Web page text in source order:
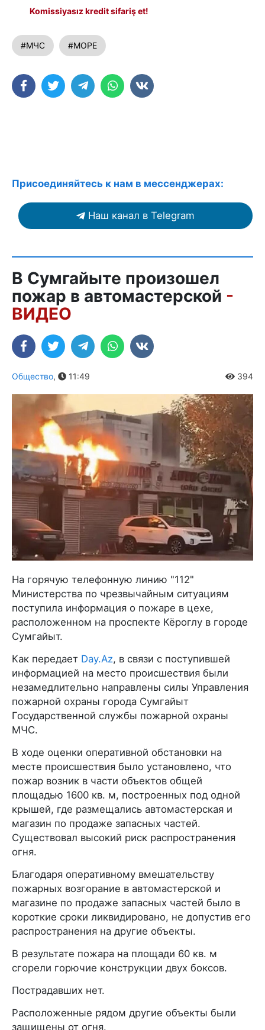
Komissiyasız kredit sifariş et!
#МЧС #МОРЕ
Присоединяйтесь к нам в мессенджерах:
Наш канал в Telegram
В Сумгайыте произошел
пожар в автомастерской -
ВИДЕО
Общество, 11:49 394
На горячую телефонную линию "112"
Министерства по чрезвычайным ситуациям
поступила информация о пожаре в цехе,
расположенном на проспекте Кёроглу в городе
Сумгайыт.
Как передает Day.Az, в связи с поступившей
информацией на место происшествия были
незамедлительно направлены силы Управления
пожарной охраны города Сумгайыт
Государственной службы пожарной охраны
МЧС.
В ходе оценки оперативной обстановки на
месте происшествия было установлено, что
пожар возник в части объектов общей
площадью 1600 кв. м, построенных под одной
крышей, где размещались автомастерская и
магазин по продаже запасных частей.
Существовал высокий риск распространения
огня.
Благодаря оперативному вмешательству
пожарных возгорание в автомастерской и
магазине по продаже запасных частей было в
короткие сроки ликвидировано, не допустив его
распространения на другие объекты.
В результате пожара на площади 60 кв. м
сгорели горючие конструкции двух боксов.
Пострадавших нет.
Расположенные рядом другие объекты были
защищены от огня.